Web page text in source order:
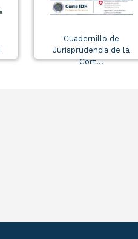
Cuadernillo de
Jurisprudencia de la
Cort...